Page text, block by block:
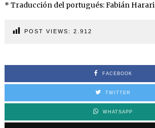
* Traducción del portugués: Fabián Harari
POST VIEWS: 2.912
FACEBOOK
TWITTER
WHATSAPP